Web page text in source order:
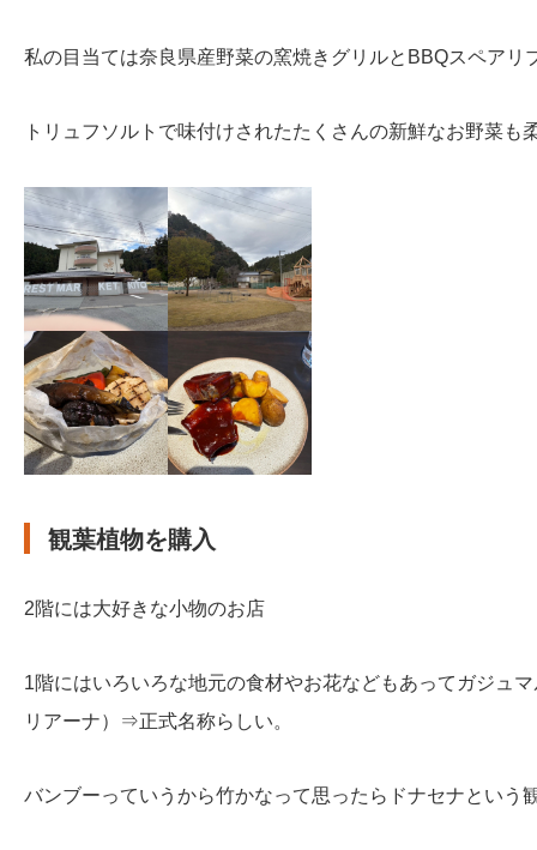
私の目当ては奈良県産野菜の窯焼きグリルとBBQスペアリ
トリュフソルトで味付けされたたくさんの新鮮なお野菜
観葉植物を購入
2階には大好きな小物のお店
1階にはいろいろな地元の食材やお花などもあってガジュ
リアーナ）⇒正式名称らしい。
バンブーっていうから竹かなって思ったらドナセナという